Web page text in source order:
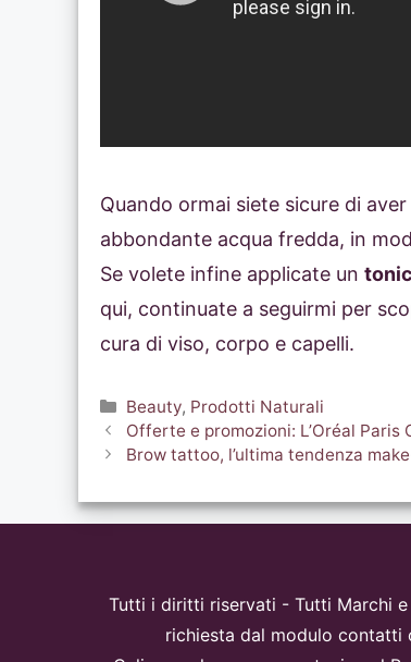
Quando ormai siete sicure di
abbondante acqua fredda, in
Se volete infine applicate un
qui, continuate a seguirmi per
cura di viso, corpo e capelli.
Categorie
Beauty, Prodotti Naturali
Offerte e promozioni: L’Oréal
Brow tattoo, l’ultima tendenza
Tutti i diritti riservati - Tutti Marchi
richiesta dal modulo contatti